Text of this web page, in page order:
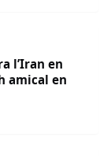
l’Iran en
en